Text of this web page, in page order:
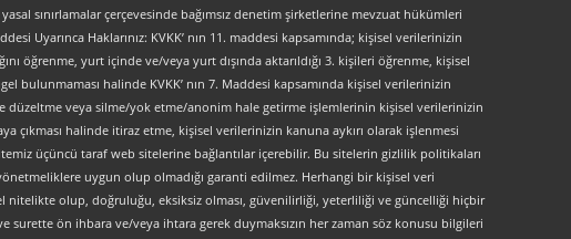
sınırlamalar çerçevesinde bağımsız denetim şirketlerine mevzuat hükümleri
Uyarınca Haklarınız: KVKK’ nın 11. maddesi kapsamında; kişisel verilerinizin
öğrenme, yurt içinde ve/veya yurt dışında aktarıldığı 3. kişileri öğrenme, kişisel
halinde KVKK’ nın 7. Maddesi kapsamında kişisel verilerinizin
veya silme/yok etme/anonim hale getirme işlemlerinin kişisel verilerinizin
halinde itiraz etme, kişisel verilerinizin kanuna aykırı olarak işlenmesi
üçüncü taraf web sitelerine bağlantılar içerebilir. Bu sitelerin gizlilik politikaları
uygun olup olmadığı garanti edilmez. Herhangi bir kişisel veri
nitelikte olup, doğruluğu, eksiksiz olması, güvenilirliği, yeterliliği ve güncelliği hiçbir
ön ihbara ve/veya ihtara gerek duymaksızın her zaman söz konusu bilgileri